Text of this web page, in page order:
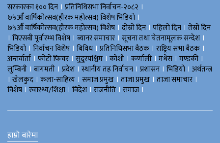
सरकारका १०० दिन । प्रतिनिधिसभा निर्वाचन-२०८२ ।
७५औँ वार्षिकोत्सव(हीरक महोत्सव) विशेष भिडियाे ।
७५औँ वार्षिकोत्सव(हीरक महोत्सव) विशेष । दोस्रो दिन । पहिलो दिन । तेस्रो दिन
। पिएसबी पूर्वारम्भ विशेष । ब्यानर समाचार । सूचना तथा चेतनामूलक सन्देश ।
भिडियाे । निर्वाचन विशेष । बिविध। प्रतिनिधिसभा बैठक । राष्ट्रिय सभा बैठक ।
अन्तर्वार्ता । फोटो फिचर । सुदुरपश्चिम । काेशी । कर्णाली । मधेस । गण्डकी ।
लुम्बिनी । बागमती । प्रदेश । स्थानीय तह निर्वाचन । प्रशासन । भिडियो । अर्थतन्त्र
। खेलकुद । कला-साहित्य । समाज प्रमुख । ताजा प्रमुख । ताजा समाचार ।
विशेष । स्वास्थ्य/शिक्षा । विदेश । राजनीति । समाज ।
हाम्रो बारेमा